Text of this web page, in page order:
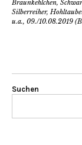
Braunkehlchen,
Silberreiher,
u.a., 09./10.08.2019
Suchen